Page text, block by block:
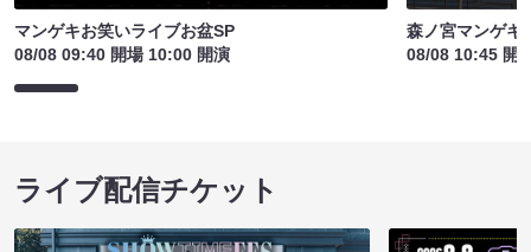
マンゲキお笑いライブお盆SP
08/08 09:40 開場 10:00 開演
森ノ宮マンゲキ
08/08 10:45 開
ライブ配信チケット